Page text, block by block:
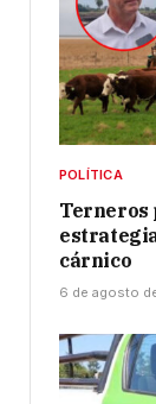
POLÍTICA
Terneros
cárnico
6 de agosto